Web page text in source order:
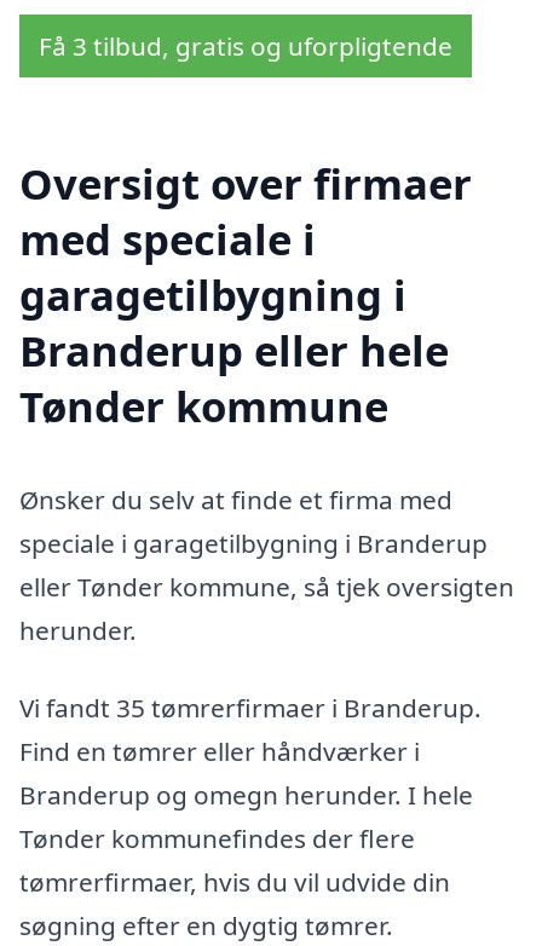
Få 3 tilbud, gratis og uforpligtende
Oversigt over firmaer
med speciale i
garagetilbygning i
Branderup eller hele
Tønder kommune
Ønsker du selv at finde et firma med
speciale i garagetilbygning i Branderup
eller Tønder kommune, så tjek oversigten
herunder.
Vi fandt 35 tømrerfirmaer i Branderup.
Find en tømrer eller håndværker i
Branderup og omegn herunder. I hele
Tønder kommunefindes der flere
tømrerfirmaer, hvis du vil udvide din
søgning efter en dygtig tømrer.